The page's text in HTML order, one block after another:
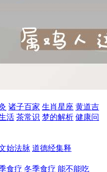
诸子百家 生肖星座 黄道吉
活 茶常识 梦的解析 健康问
始法脉 道德经集释
食疗 冬季食疗 能不能吃